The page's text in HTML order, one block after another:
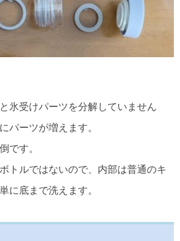
氷受けパーツを分解していません
パーツが増えます。
です。
トルではないので、内部は普通のキ
に底まで洗えます。